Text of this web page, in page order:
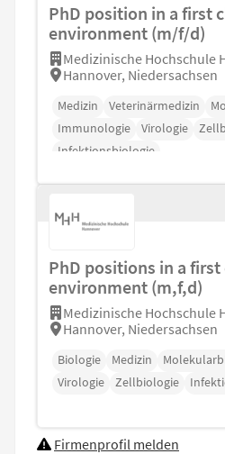
PhD position in a first
environment (m/f/d)
Medizinische Hochschule
Hannover, Niedersachsen
Medizin Veterinärmedizin
Immunologie
Virologie
Infektionsbiologie
PhD positions in a first
environment (m,f,d)
Medizinische Hochschule
Hannover, Niedersachsen
Biologie Medizin
Virologie
Zellbiologie
Firmenprofil melden